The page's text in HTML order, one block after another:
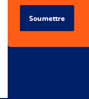
Soumettre